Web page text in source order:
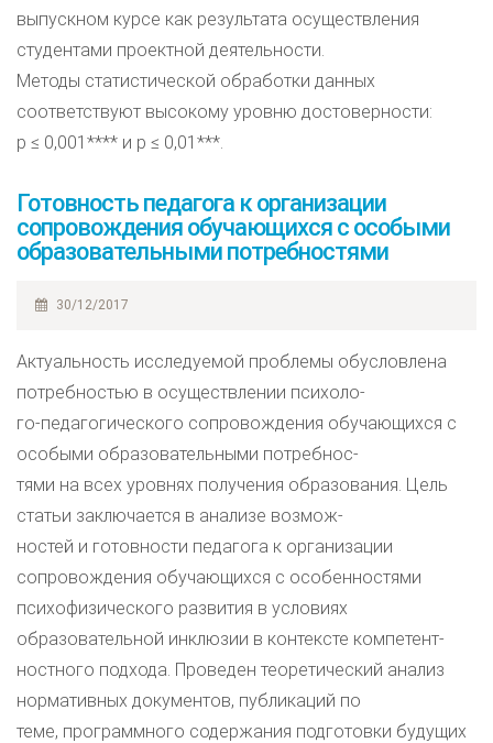
выпускном курсе как результата осуществления
студентами проектной деятельности.
Методы статистической обработки данных
соответствуют высокому уровню достоверности:
p ≤ 0,001**** и p ≤ 0,01***.
Готовность педагога к организации
сопровождения обучающихся с особыми
образовательными потребностями
30/12/2017
Актуальность исследуемой проблемы обусловлена
потребностью в осуществлении психоло-
го-педагогического сопровождения обучающихся с
особыми образовательными потребнос-
тями на всех уровнях получения образования. Цель
статьи заключается в анализе возмож-
ностей и готовности педагога к организации
сопровождения обучающихся с особенностями
психофизического развития в условиях
образовательной инклюзии в контексте компетент-
ностного подхода. Проведен теоретический анализ
нормативных документов, публикаций по
теме, программного содержания подготовки будущих